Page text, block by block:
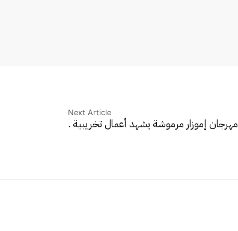
Next Article
مهرجان إموزار مرموشة يشهد أعمال تخريبية .